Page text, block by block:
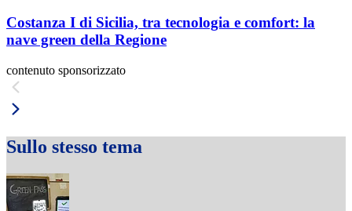
Costanza I di Sicilia, tra tecnologia e comfort: la
nave green della Regione
contenuto sponsorizzato
Sullo stesso tema